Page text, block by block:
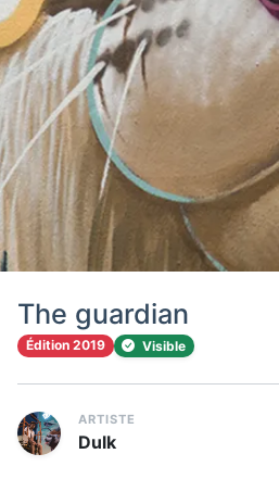
The guardian
Édition 2019 Visible
ARTISTE
Dulk